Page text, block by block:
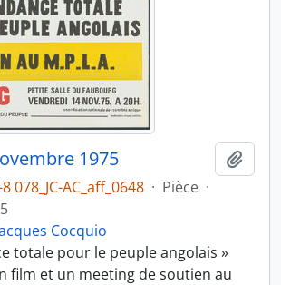
1975
078_JC-AC_aff_0648 · Pièce ·
Cocquio
totale pour le peuple angolais »
film et un meeting de soutien au